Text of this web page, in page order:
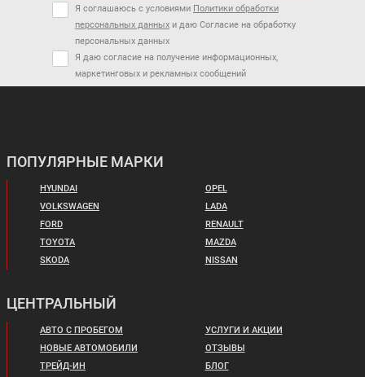
Я соглашаюсь с условиями Политики обработки
персональных данных и даю Согласие на обработку
персональных данных
Я даю согласие на получение информационных,
маркетинговых и рекламных сообщений
ПОПУЛЯРНЫЕ МАРКИ
HYUNDAI
VOLKSWAGEN
FORD
TOYOTA
SKODA
OPEL
LADA
RENAULT
MAZDA
NISSAN
ЦЕНТРАЛЬНЫЙ
АВТО С ПРОБЕГОМ
НОВЫЕ АВТОМОБИЛИ
ТРЕЙД-ИН
УСЛУГИ И АКЦИИ
ОТЗЫВЫ
БЛОГ